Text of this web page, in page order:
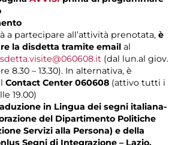
a partecipare all’attività prenotata, è
la disdetta tramite email al
(dal lun.al giov.
8.30 – 13.30). In alternativa, è
Contact Center 060608 (attivo tutti i
19.00)
in Lingua dei segni italiana-
del Dipartimento Politiche
Servizi alla Persona) e della
Segni di Integrazione – Lazio.